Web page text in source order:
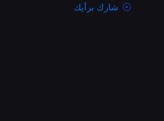
شارك برأيك